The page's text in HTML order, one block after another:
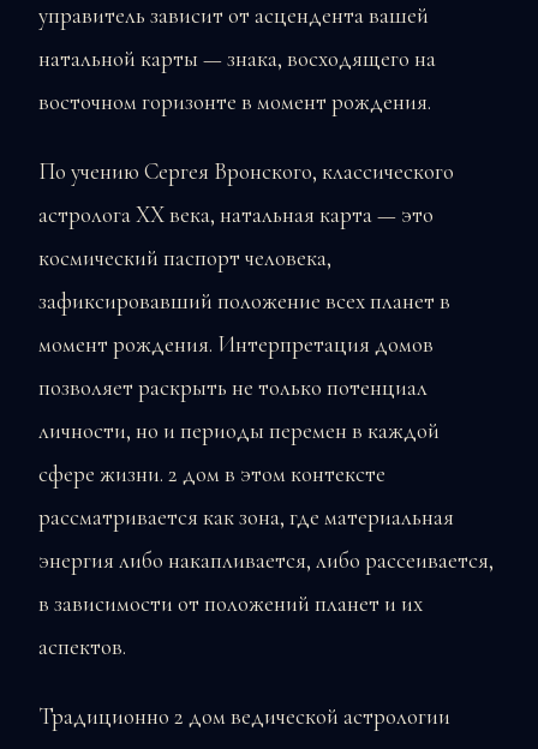
управитель зависит от асцендента вашей
натальной карты — знака, восходящего на
восточном горизонте в момент рождения.
По учению Сергея Вронского, классического
астролога XX века, натальная карта — это
космический паспорт человека,
зафиксировавший положение всех планет в
момент рождения. Интерпретация домов
позволяет раскрыть не только потенциал
личности, но и периоды перемен в каждой
сфере жизни. 2 дом в этом контексте
рассматривается как зона, где материальная
энергия либо накапливается, либо рассеивается,
в зависимости от положений планет и их
аспектов.
Традиционно 2 дом ведической астрологии